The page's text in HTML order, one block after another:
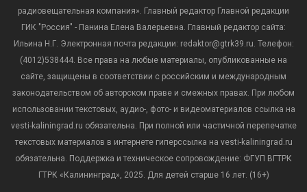
радиовещательная компания». Главный редактор Главной редакции
ГИК "Россия" - Панина Елена Валерьевна. Главный редактор сайта:
Ильина Н.Г. Электронная почта редакции: redaktor@gtrk39.ru. Телефон:
(4012)538444. Все права на любые материалы, опубликованные на
сайте, защищены в соответствии с российским и международным
законодательством об авторском праве и смежных правах. При любом
использовании текстовых, аудио-, фото- и видеоматериалов ссылка на
vesti-kaliningrad.ru обязательна. При полной или частичной перепечатке
текстовых материалов в интернете гиперссылка на vesti-kaliningrad.ru
обязательна. Поддержка и техническое сопровождение: ФГУП ВГТРК
ГТРК «Калининград», 2025. Для детей старше 16 лет. (16+)